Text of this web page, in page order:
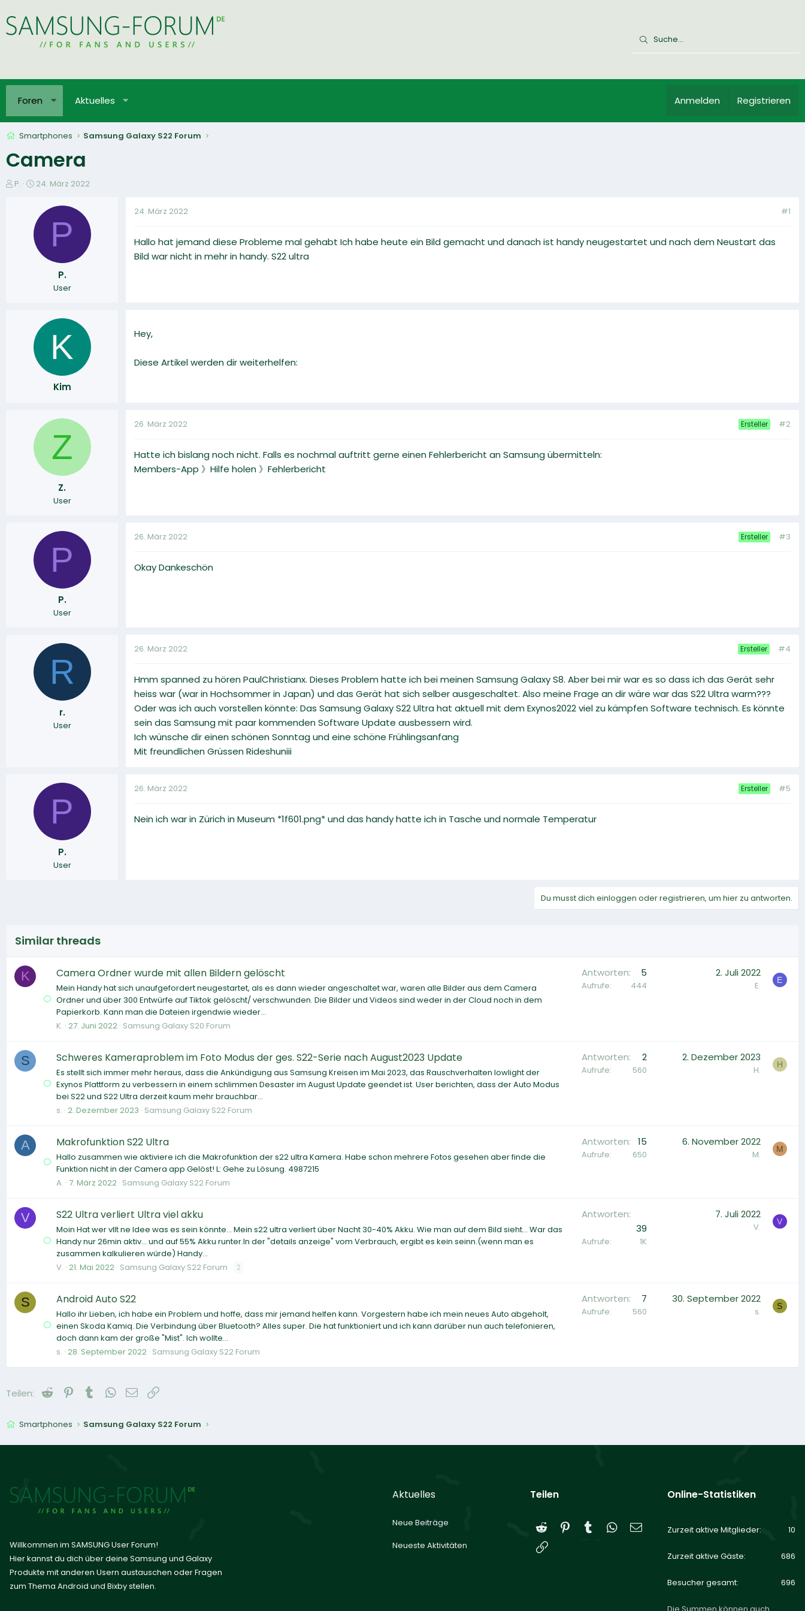
Foren Aktuelles Anmelden Registrieren
Smartphones Samsung Galaxy S22 Forum
Camera
E
P.
E
t
l
24. März 2022
P
P.
User
24. März 2022 #1
Hallo hat jemand diese Probleme mal gehabt Ich habe heute ein Bild gemacht und danach ist handy neugestartet und nach dem Neustart das
Bild war nicht in mehr in handy. S22 ultra
K
Kim
Hey,
Diese Artikel werden dir weiterhelfen:
Z
Z.
User
26. März 2022 Ersteller #2
Hatte ich bislang noch nicht. Falls es nochmal auftritt gerne einen Fehlerbericht an Samsung übermitteln:
Members-App 》Hilfe holen 》Fehlerbericht
P
P.
User
26. März 2022 Ersteller #3
Okay Dankeschön
R
r.
User
26. März 2022 Ersteller #4
Hmm spanned zu hören PaulChristianx. Dieses Problem hatte ich bei meinen Samsung Galaxy S8. Aber bei mir war es so dass ich das Gerät sehr
heiss war (war in Hochsommer in Japan) und das Gerät hat sich selber ausgeschaltet. Also meine Frage an dir wäre war das S22 Ultra warm???
Oder was ich auch vorstellen könnte: Das Samsung Galaxy S22 Ultra hat aktuell mit dem Exynos2022 viel zu kämpfen Software technisch. Es könnte
sein das Samsung mit paar kommenden Software Update ausbessern wird.
Ich wünsche dir einen schönen Sonntag und eine schöne Frühlingsanfang
Mit freundlichen Grüssen Rideshuniii
P
P.
User
26. März 2022 Ersteller #5
Nein ich war in Zürich in Museum *1f601.png* und das handy hatte ich in Tasche und normale Temperatur
Du musst dich einloggen oder registrieren, um hier zu antworten.
Similar threads
K Camera Ordner wurde mit allen Bildern gelöscht
Mein Handy hat sich unaufgefordert neugestartet, als es dann wieder angeschaltet war, waren alle Bilder aus dem Camera
Ordner und über 300 Entwürfe auf Tiktok gelöscht/ verschwunden. Die Bilder und Videos sind weder in der Cloud noch in dem
Papierkorb. Kann man die Dateien irgendwie wieder...
K. 27. Juni 2022 Samsung Galaxy S20 Forum
Antworten 5
Aufrufe 444
2. Juli 2022
E. E
S Schweres Kameraproblem im Foto Modus der ges. S22-Serie nach August2023 Update
Es stellt sich immer mehr heraus, dass die Ankündigung aus Samsung Kreisen im Mai 2023, das Rauschverhalten lowlight der
Exynos Plattform zu verbessern in einem schlimmen Desaster im August Update geendet ist. User berichten, dass der Auto Modus
bei S22 und S22 Ultra derzeit kaum mehr brauchbar...
s. 2. Dezember 2023 Samsung Galaxy S22 Forum
Antworten 2
Aufrufe 560
2. Dezember 2023
H. H
A Makrofunktion S22 Ultra
Hallo zusammen wie aktiviere ich die Makrofunktion der s22 ultra Kamera. Habe schon mehrere Fotos gesehen aber finde die
Funktion nicht in der Camera app Gelöst! L: Gehe zu Lösung. 4987215
A. 7. März 2022 Samsung Galaxy S22 Forum
Antworten 15
Aufrufe 650
6. November 2022
M. M
V S22 Ultra verliert Ultra viel akku
Moin Hat wer vllt ne Idee was es sein könnte... Mein s22 ultra verliert über Nacht 30-40% Akku. Wie man auf dem Bild sieht... War das
Handy nur 26min aktiv... und auf 55% Akku runter.In der "details anzeige" vom Verbrauch, ergibt es kein seinn.(wenn man es
zusammen kalkulieren würde) Handy...
V. 21. Mai 2022 Samsung Galaxy S22 Forum 2
Antworten
39
Aufrufe 1K
7. Juli 2022
V. V
S Android Auto S22
Hallo ihr Lieben, ich habe ein Problem und hoffe, dass mir jemand helfen kann. Vorgestern habe ich mein neues Auto abgeholt,
einen Skoda Kamiq. Die Verbindung über Bluetooth? Alles super. Die hat funktioniert und ich kann darüber nun auch telefonieren,
doch dann kam der große "Mist". Ich wollte...
s. 28. September 2022 Samsung Galaxy S22 Forum
Antworten 7
Aufrufe 560
30. September 2022
s. S
Teilen: Reddit PinterestTumblrWhatsApp
E-Mail
Smartphones Samsung Galaxy S22 Forum
Willkommen im SAMSUNG User Forum!
Hier kannst du dich über deine Samsung und Galaxy
Produkte mit anderen Usern austauschen oder Fragen
zum Thema Android und Bixby stellen.
Aktuelles
Neue Beiträge
Neueste Aktivitäten
Teilen
Reddit Pinterest
Tumblr WhatsApp
E-Mail
Online-Statistiken
Zurzeit aktive Mitglieder 10
Zurzeit aktive Gäste 686
Besucher gesamt 696